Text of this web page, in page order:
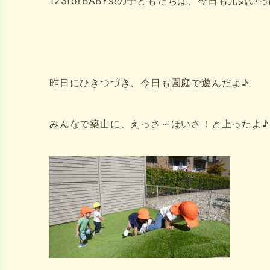
昨日にひきつづき、今日も園庭で遊んだよ♪
みんなで築山に、えっさ～ほいさ！と上ったよ♪